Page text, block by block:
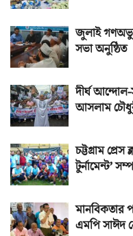
জুলাই
সভা অনুষ্ঠিত
দীর্ঘ
আসলাম
চট্টগ্রাম
টুর্নামেন্ট’
মানবিকতার
এমপি সাঈদ